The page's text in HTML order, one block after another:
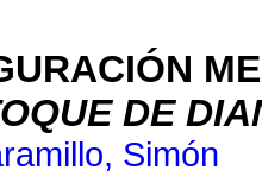
DE
Simón